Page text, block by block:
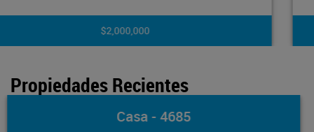
Propiedades Recientes
Apartamento - 4684